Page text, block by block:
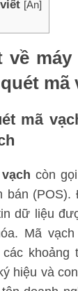
[Ẩn]
về máy
mã
mã
còn
bán
dữ liệu
Mã
khoảng
hiệu và